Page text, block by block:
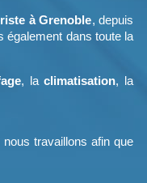
à Grenoble, depuis
également dans toute la
, laclimatisation, la
travaillons afin que